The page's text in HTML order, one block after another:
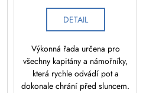
DETAIL
Výkonná řada určena pro
všechny kapitány a námořníky,
která rychle odvádí pot a
dokonale chrání před sluncem.